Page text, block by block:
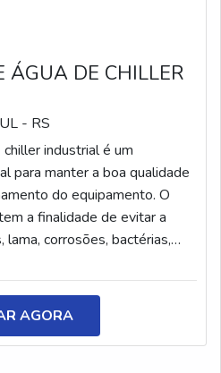
para indústrias em
em Guarulhos, estende o
dispondo de uma
Se deseja saber mais
produtos, entre em
ÁGUA DE CHILLER
- RS
industrial é um
para manter a boa qualidade
do equipamento. O
a finalidade de evitar a
lama, corrosões, bactérias,
é importante para manter
sistema, de modo que o
com plena eficiência. O
ser realizado
AGORA